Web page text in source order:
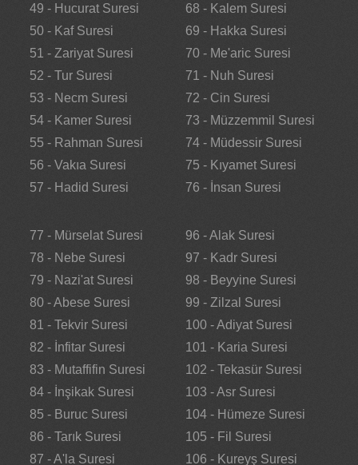
49 - Hucurat Suresi
50 - Kaf Suresi
51 - Zariyat Suresi
52 - Tur Suresi
53 - Necm Suresi
54 - Kamer Suresi
55 - Rahman Suresi
56 - Vakıa Suresi
57 - Hadid Suresi
68 - Kalem Suresi
69 - Hakka Suresi
70 - Me'aric Suresi
71 - Nuh Suresi
72 - Cin Suresi
73 - Müzzemmil Suresi
74 - Müdessir Suresi
75 - Kıyamet Suresi
76 - İnsan Suresi
77 - Mürselat Suresi
78 - Nebe Suresi
79 - Nazi'at Suresi
80 - Abese Suresi
81 - Tekvir Suresi
82 - İnfitar Suresi
83 - Mutaffifin Suresi
84 - İnşikak Suresi
85 - Buruc Suresi
86 - Tarık Suresi
87 - A'la Suresi
96 - Alak Suresi
97 - Kadr Suresi
98 - Beyyine Suresi
99 - Zilzal Suresi
100 - Adiyat Suresi
101 - Karia Suresi
102 - Tekasür Suresi
103 - Asr Suresi
104 - Hümeze Suresi
105 - Fil Suresi
106 - Kureyş Suresi